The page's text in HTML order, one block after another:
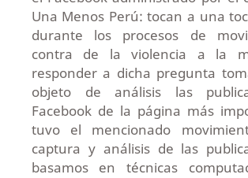
Una Menos Perú: tocan a una
durante los procesos de
contra de la violencia a la
responder a dicha pregunta
objeto de análisis las
Facebook de la página más
tuvo el mencionado
captura y análisis de las
basamos en técnicas